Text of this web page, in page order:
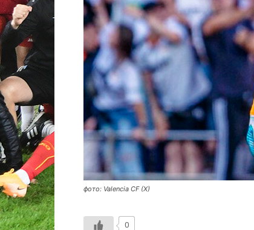
фото: Valencia CF (X)
0